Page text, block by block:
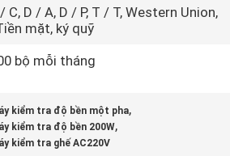
C, D / A, D / P, T / T, Western Union,
mặt, ký quỹ
bộ mỗi tháng
kiểm tra độ bền một pha,
kiểm tra độ bền 200W,
kiểm tra ghế AC220V